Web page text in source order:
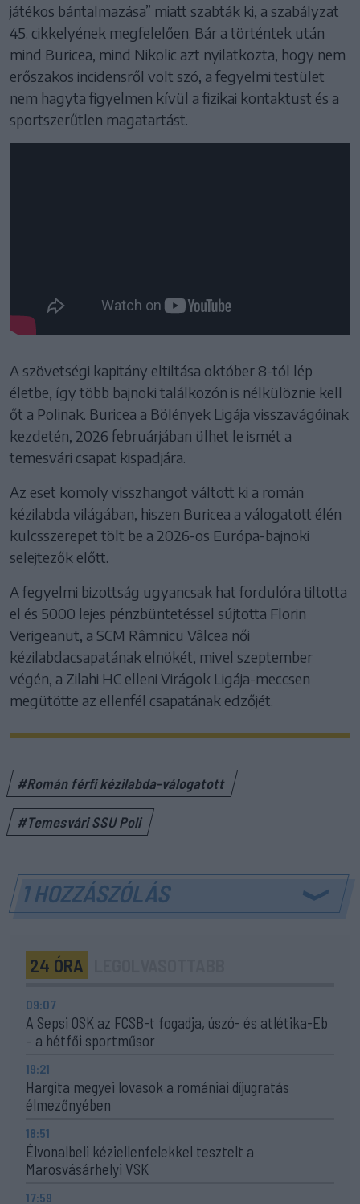
játékos bántalmazása” miatt szabták ki, a szabályzat
45. cikkelyének megfelelően. Bár a történtek után
mind Buricea, mind Nikolic azt nyilatkozta, hogy nem
erőszakos incidensről volt szó, a fegyelmi testület
nem hagyta figyelmen kívül a fizikai kontaktust és a
sportszerűtlen magatartást.
A szövetségi kapitány eltiltása október 8-tól lép
életbe, így több bajnoki találkozón is nélkülöznie kell
őt a Polinak. Buricea a Bölények Ligája visszavágóinak
kezdetén, 2026 februárjában ülhet le ismét a
temesvári csapat kispadjára.
Az eset komoly visszhangot váltott ki a román
kézilabda világában, hiszen Buricea a válogatott élén
kulcsszerepet tölt be a 2026-os Európa-bajnoki
selejtezők előtt.
A fegyelmi bizottság ugyancsak hat fordulóra tiltotta
el és 5000 lejes pénzbüntetéssel sújtotta Florin
Verigeanut, a SCM Râmnicu Vâlcea női
kézilabdacsapatának elnökét, mivel szeptember
végén, a Zilahi HC elleni Virágok Ligája-meccsen
megütötte az ellenfél csapatának edzőjét.
#Román férfi kézilabda-válogatott
#Temesvári SSU Poli
1 HOZZÁSZÓLÁS
24 ÓRA
09:07
A Sepsi OSK az FCSB-t fogadja, úszó- és atlétika-Eb
– a hétfői sportműsor
19:21
Hargita megyei lovasok a romániai díjugratás
élmezőnyében
18:51
Élvonalbeli kéziellenfelekkel tesztelt a
Marosvásárhelyi VSK
17:59